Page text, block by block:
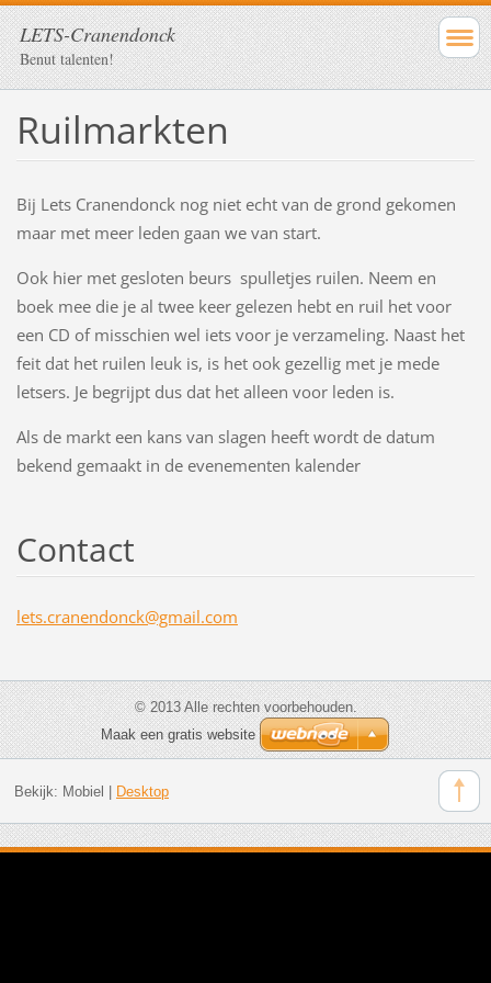
LETS-Cranendonck
Benut talenten!
Ruilmarkten
Bij Lets Cranendonck nog niet echt van de grond gekomen
maar met meer leden gaan we van start.
Ook hier met gesloten beurs spulletjes ruilen. Neem en
boek mee die je al twee keer gelezen hebt en ruil het voor
een CD of misschien wel iets voor je verzameling. Naast het
feit dat het ruilen leuk is, is het ook gezellig met je mede
letsers. Je begrijpt dus dat het alleen voor leden is.
Als de markt een kans van slagen heeft wordt de datum
bekend gemaakt in de evenementen kalender
Contact
lets.cranendonck@gmail.com
© 2013 Alle rechten voorbehouden.
Maak een gratis website
Bekijk: Mobiel Desktop